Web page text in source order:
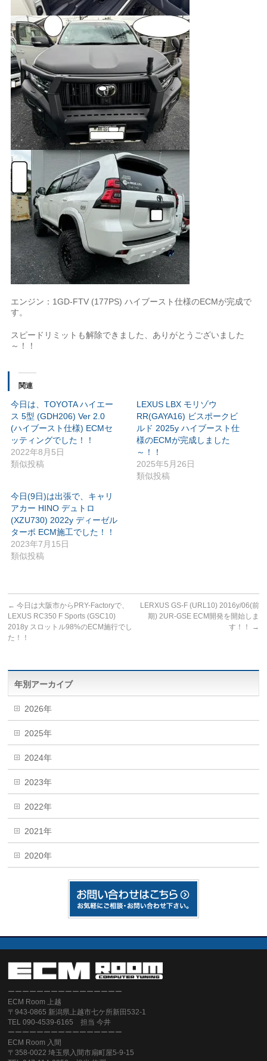
エンジン：1GD-FTV (177PS) ハイブースト仕様のECMが完成で
す。
スピードリミットも解除できました、ありがとうございました
～！！
関連
今日は、TOYOTA ハイエー
ス 5型 (GDH206) Ver 2.0
(ハイブースト仕様) ECMセ
ッティングでした！！
2022年8月5日
類似投稿
LEXUS LBX モリゾウ
RR(GAYA16) ビスポークビ
ルド 2025y ハイブースト仕
様のECMが完成しました
～！！
2025年5月26日
類似投稿
今日(9日)は出張で、キャリ
アカー HINO デュトロ
(XZU730) 2022y ディーゼル
ターボ ECM施工でした！！
2023年7月15日
類似投稿
← 今日は大阪市からPRY-Factoryで、
LEXUS RC350 F Sports (GSC10)
2018y スロットル98%のECM施行でし
た！！
LERXUS GS-F (URL10) 2016y/06(前
期) 2UR-GSE ECM開発を開始しま
す！！
→
年別アーカイブ
2026年
2025年
2024年
2023年
2022年
2021年
2020年
ーーーーーーーーーーーーーーーー
ECM Room 上越
〒943-0865 新潟県上越市七ケ所新田532-1
TEL 090-4539-6165 担当 今井
ーーーーーーーーーーーーーーーー
ECM Room 入間
〒358-0022 埼玉県入間市扇町屋5-9-15